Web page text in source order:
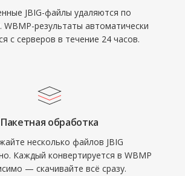
JBIG-файлы удаляются по
WBMP-результаты автоматически
с серверов в течение 24 часов.
Пакетная обработка
несколько файлов JBIG
Каждый конвертируется в WBMP
— скачивайте всё сразу.